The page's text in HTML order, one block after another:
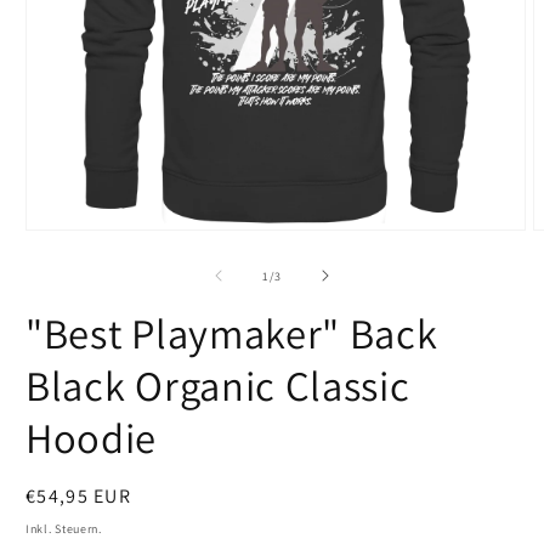
1 /von
3
"Best Playmaker" Back
Black Organic Classic
Hoodie
Normaler
Preis
€54,95 EUR
Inkl. Steuern.